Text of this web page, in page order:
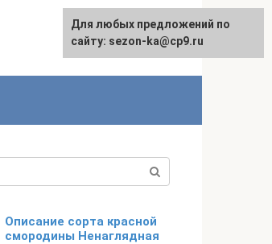
Описание сорта красной
смородины Ненаглядная
Для любых предложений по
сайту: sezon-ka@cp9.ru